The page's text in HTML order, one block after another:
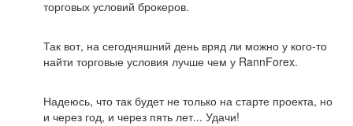
торговых условий брокеров.
Так вот, на сегодняшний день вряд ли можно у кого-то
найти торговые условия лучше чем у RannForex.
Надеюсь, что так будет не только на старте проекта, но
и через год, и через пять лет... Удачи!